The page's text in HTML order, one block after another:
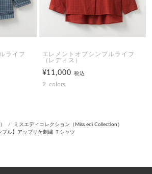
ライフ
エレメントオブシンプルライフ
（レディス）
¥11,000税込
2 colors
ミスエディコレクション（Miss edi Collection）
プル】アップリケ刺繍 Ｔシャツ